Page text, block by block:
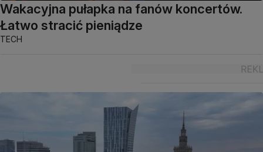
Wakacyjna pułapka na fanów koncertów.
Łatwo stracić pieniądze
TECH